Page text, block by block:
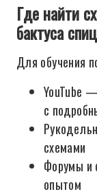
Где найти
бактуса
Для обучения
YouTube
с
схемами
Форумы и
опытом